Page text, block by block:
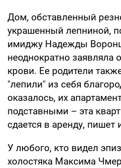
Дом, обставленный
украшенный лепниной,
имиджу Надежды
неоднократно заявляла
крови. Ее родители
"лепили" из себя
оказалось, их
подставными – эта
сдается в аренду, пишет
У любого, кто видел
холостяка Максима